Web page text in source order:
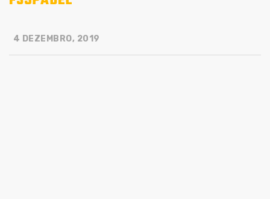
4 DEZEMBRO, 2019